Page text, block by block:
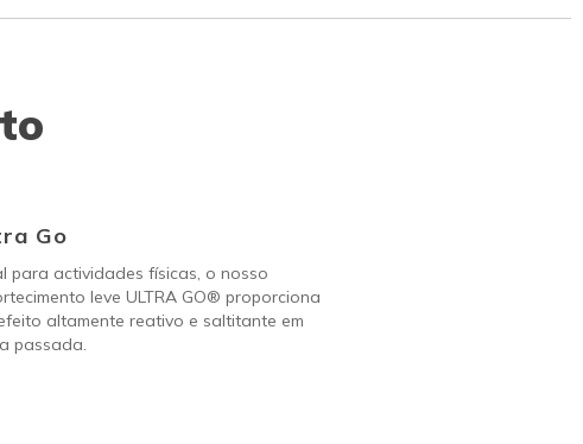
Go
para actividades físicas, o nosso
leve ULTRA GO® proporciona
altamente reativo e saltitante em
passada.